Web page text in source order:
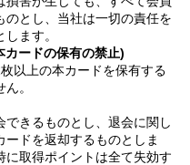
のとし、当社は一切の責任を
ます。
カードの保有の禁止)
以上の本カードを保有する
。
できるものとし、退会に関し
ードを返却するものとしま
に取得ポイントは全て失効す